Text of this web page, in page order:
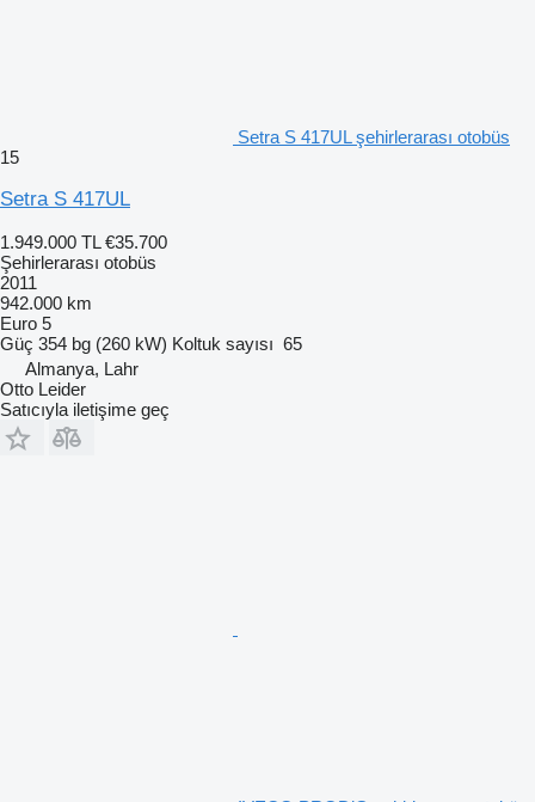
Setra S 417UL şehirlerarası otobüs
15
Setra S 417UL
1.949.000 TL €35.700
Şehirlerarası otobüs
2011
942.000 km
Euro 5
Güç 354 bg (260 kW) Koltuk sayısı 65
Almanya, Lahr
Otto Leider
Satıcıyla iletişime geç